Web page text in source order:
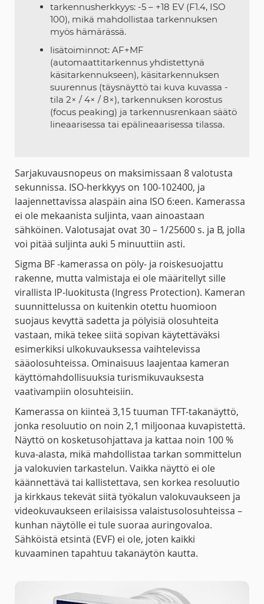
tarkennusherkkyys: -5 – +18 EV (F1.4, ISO
100), mikä mahdollistaa tarkennuksen
myös hämärässä.
lisätoiminnot: AF+MF
(automaattitarkennus yhdistettynä
käsitarkennukseen), käsitarkennuksen
suurennus (täysnäyttö tai kuva kuvassa -
tila 2× / 4× / 8×), tarkennuksen korostus
(focus peaking) ja tarkennusrenkaan säätö
lineaarisessa tai epälineaarisessa tilassa.
Sarjakuvausnopeus on maksimissaan 8 valotusta
sekunnissa. ISO-herkkyys on 100-102400, ja
laajennettavissa alaspäin aina ISO 6:een. Kamerassa
ei ole mekaanista suljinta, vaan ainoastaan
sähköinen. Valotusajat ovat 30 – 1/25600 s. ja B, jolla
voi pitää suljinta auki 5 minuuttiin asti.
Sigma BF -kamerassa on pöly- ja roiskesuojattu
rakenne, mutta valmistaja ei ole määritellyt sille
virallista IP-luokitusta (Ingress Protection). Kameran
suunnittelussa on kuitenkin otettu huomioon
suojaus kevyttä sadetta ja pölyisiä olosuhteita
vastaan, mikä tekee siitä sopivan käytettäväksi
esimerkiksi ulkokuvauksessa vaihtelevissa
sääolosuhteissa. Ominaisuus laajentaa kameran
käyttömahdollisuuksia turismikuvauksesta
vaativampiin olosuhteisiin.
Kamerassa on kiinteä 3,15 tuuman TFT-takanäyttö,
jonka resoluutio on noin 2,1 miljoonaa kuvapistettä.
Näyttö on kosketusohjattava ja kattaa noin 100 %
kuva-alasta, mikä mahdollistaa tarkan sommittelun
ja valokuvien tarkastelun. Vaikka näyttö ei ole
käännettävä tai kallistettava, sen korkea resoluutio
ja kirkkaus tekevät siitä työkalun valokuvaukseen ja
videokuvaukseen erilaisissa valaistusolosuhteissa –
kunhan näytölle ei tule suoraa auringovaloa.
Sähköistä etsintä (EVF) ei ole, joten kaikki
kuvaaminen tapahtuu takanäytön kautta.